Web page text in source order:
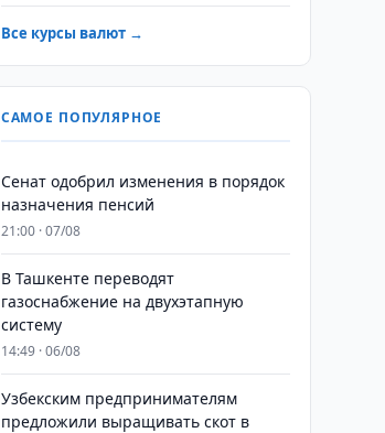
Все курсы валют →
САМОЕ ПОПУЛЯРНОЕ
Сенат одобрил изменения в порядок
назначения пенсий
21:00 · 07/08
В Ташкенте переводят
газоснабжение на двухэтапную
систему
14:49 · 06/08
Узбекским предпринимателям
предложили выращивать скот в